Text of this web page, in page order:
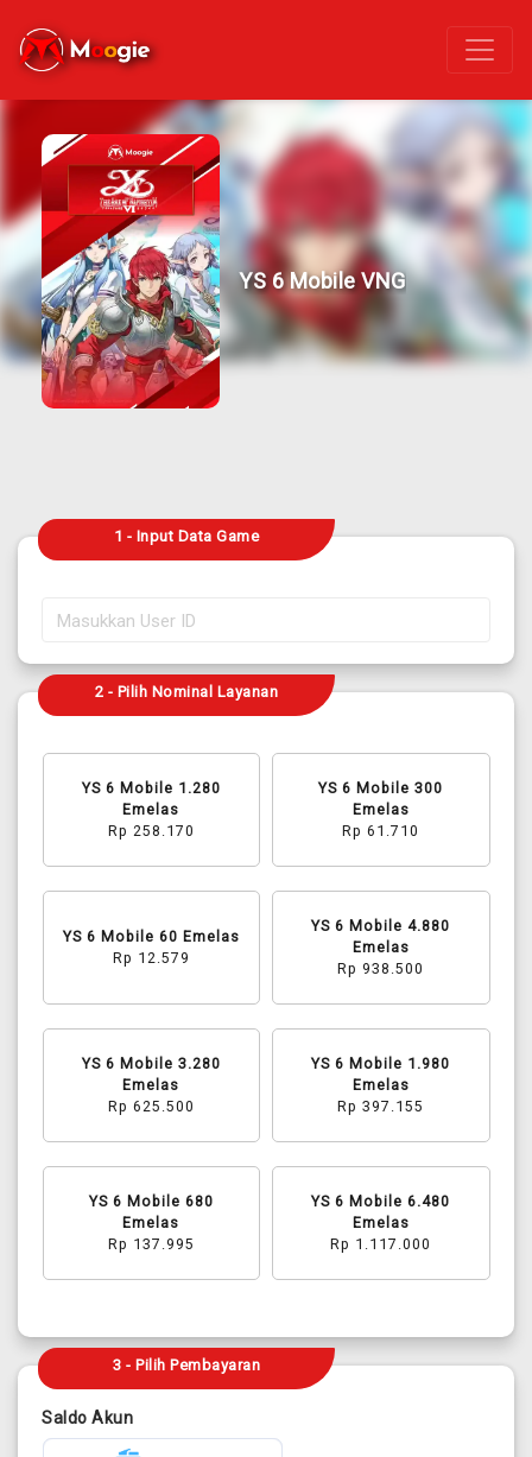
YS 6 Mobile VNG
1 - Input Data Game
2 - Pilih Nominal Layanan
YS 6 Mobile 1.280
Emelas
Rp 258.170
YS 6 Mobile 300
Emelas
Rp 61.710
YS 6 Mobile 60 Emelas
Rp 12.579
YS 6 Mobile 4.880
Emelas
Rp 938.500
YS 6 Mobile 3.280
Emelas
Rp 625.500
YS 6 Mobile 1.980
Emelas
Rp 397.155
YS 6 Mobile 680
Emelas
Rp 137.995
YS 6 Mobile 6.480
Emelas
Rp 1.117.000
3 - Pilih Pembayaran
Saldo Akun